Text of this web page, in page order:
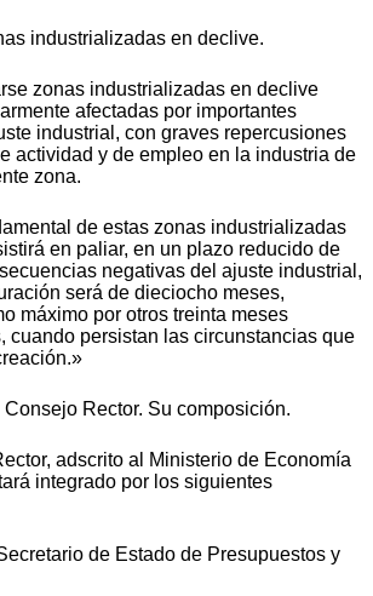
industrializadas en declive.
zonas industrializadas en declive
afectadas por importantes
industrial, con graves repercusiones
actividad y de empleo en la industria de
zona.
de estas zonas industrializadas
en paliar, en un plazo reducido de
negativas del ajuste industrial,
será de dieciocho meses,
máximo por otros treinta meses
cuando persistan las circunstancias que
Rector. Su composición.
adscrito al Ministerio de Economía
integrado por los siguientes
de Estado de Presupuestos y